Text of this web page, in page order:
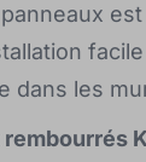
dans les
rembourrés